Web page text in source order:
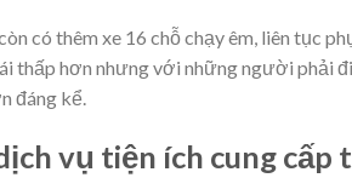
có thêm xe 16 chỗ chạy êm, liên tục
thấp hơn nhưng với những người phải
đáng kể.
vụ tiện ích cung cấp